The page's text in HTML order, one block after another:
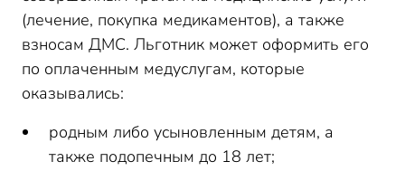
(лечение, покупка медикаментов), а также
взносам ДМС. Льготник может оформить его
по оплаченным медуслугам, которые
оказывались:
родным либо усыновленным детям, а
также подопечным до 18 лет;